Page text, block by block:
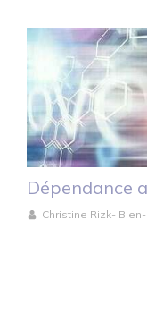
Dépendance
Christine Rizk-